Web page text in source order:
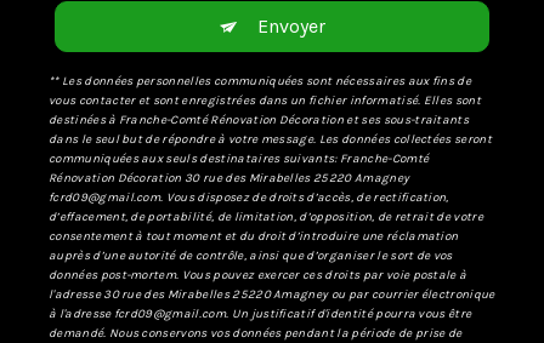
Envoyer
** Les données personnelles communiquées sont nécessaires aux fins de
vous contacter et sont enregistrées dans un fichier informatisé. Elles sont
destinées à Franche-Comté Rénovation Décoration et ses sous-traitants
dans le seul but de répondre à votre message. Les données collectées seront
communiquées aux seuls destinataires suivants: Franche-Comté
Rénovation Décoration 30 rue des Mirabelles 25220 Amagney
fcrd09@gmail.com. Vous disposez de droits d’accès, de rectification,
d’effacement, de portabilité, de limitation, d’opposition, de retrait de votre
consentement à tout moment et du droit d’introduire une réclamation
auprès d’une autorité de contrôle, ainsi que d’organiser le sort de vos
données post-mortem. Vous pouvez exercer ces droits par voie postale à
l'adresse 30 rue des Mirabelles 25220 Amagney ou par courrier électronique
à l'adresse fcrd09@gmail.com. Un justificatif d'identité pourra vous être
demandé. Nous conservons vos données pendant la période de prise de